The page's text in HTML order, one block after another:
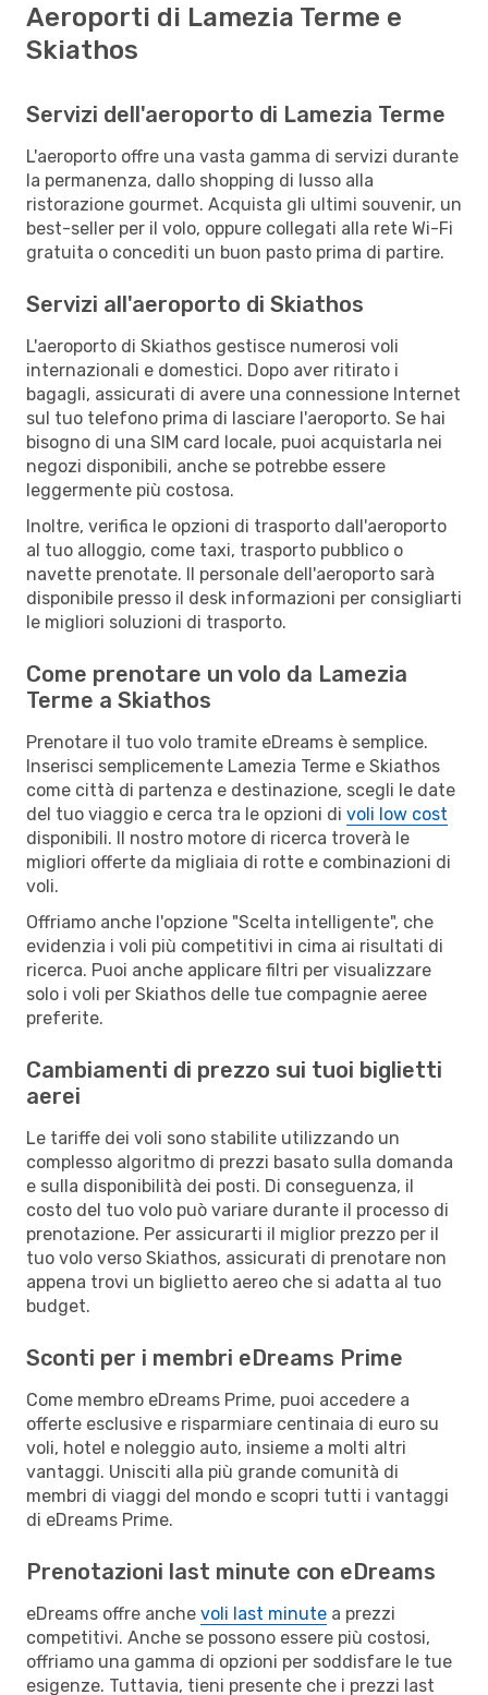
Aeroporti di Lamezia Terme e
Skiathos
Servizi dell'aeroporto di Lamezia Terme
L'aeroporto offre una vasta gamma di servizi durante
la permanenza, dallo shopping di lusso alla
ristorazione gourmet. Acquista gli ultimi souvenir, un
best-seller per il volo, oppure collegati alla rete Wi-Fi
gratuita o concediti un buon pasto prima di partire.
Servizi all'aeroporto di Skiathos
L'aeroporto di Skiathos gestisce numerosi voli
internazionali e domestici. Dopo aver ritirato i
bagagli, assicurati di avere una connessione Internet
sul tuo telefono prima di lasciare l'aeroporto. Se hai
bisogno di una SIM card locale, puoi acquistarla nei
negozi disponibili, anche se potrebbe essere
leggermente più costosa.
Inoltre, verifica le opzioni di trasporto dall'aeroporto
al tuo alloggio, come taxi, trasporto pubblico o
navette prenotate. Il personale dell'aeroporto sarà
disponibile presso il desk informazioni per consigliarti
le migliori soluzioni di trasporto.
Come prenotare un volo da Lamezia
Terme a Skiathos
Prenotare il tuo volo tramite eDreams è semplice.
Inserisci semplicemente Lamezia Terme e Skiathos
come città di partenza e destinazione, scegli le date
del tuo viaggio e cerca tra le opzioni di voli low cost
disponibili. Il nostro motore di ricerca troverà le
migliori offerte da migliaia di rotte e combinazioni di
voli.
Offriamo anche l'opzione "Scelta intelligente", che
evidenzia i voli più competitivi in cima ai risultati di
ricerca. Puoi anche applicare filtri per visualizzare
solo i voli per Skiathos delle tue compagnie aeree
preferite.
Cambiamenti di prezzo sui tuoi biglietti
aerei
Le tariffe dei voli sono stabilite utilizzando un
complesso algoritmo di prezzi basato sulla domanda
e sulla disponibilità dei posti. Di conseguenza, il
costo del tuo volo può variare durante il processo di
prenotazione. Per assicurarti il miglior prezzo per il
tuo volo verso Skiathos, assicurati di prenotare non
appena trovi un biglietto aereo che si adatta al tuo
budget.
Sconti per i membri eDreams Prime
Come membro eDreams Prime, puoi accedere a
offerte esclusive e risparmiare centinaia di euro su
voli, hotel e noleggio auto, insieme a molti altri
vantaggi. Unisciti alla più grande comunità di
membri di viaggi del mondo e scopri tutti i vantaggi
di eDreams Prime.
Prenotazioni last minute con eDreams
eDreams offre anche voli last minute a prezzi
competitivi. Anche se possono essere più costosi,
offriamo una gamma di opzioni per soddisfare le tue
esigenze. Tuttavia, tieni presente che i prezzi last